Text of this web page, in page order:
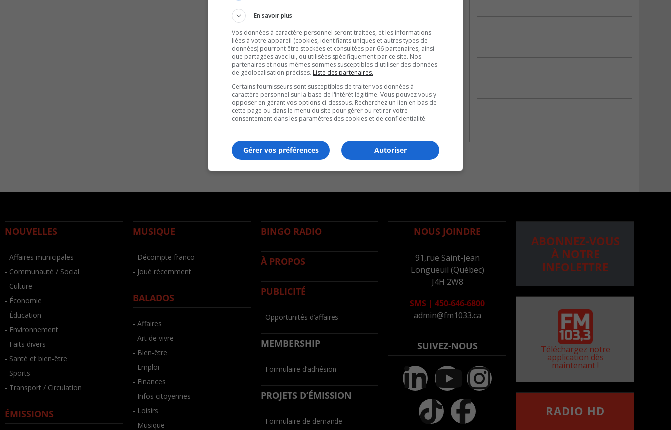
NOUVELLES
- Affaires municipales
- Communauté / Social
- Culture
- Économie
- Éducation
- Environnement
- Faits divers
- Santé et bien-être
- Sports
- Transport / Circulation
ÉMISSIONS
MUSIQUE
- Décompte franco
- Joué récemment
BALADOS
- Affaires
- Art de vivre
- Bien-être
- Emploi
- Finances
- Infos citoyennes
- Loisirs
- Musique
BINGO RADIO
À PROPOS
PUBLICITÉ
- Opportunités d’affaires
MEMBERSHIP
- Formulaire d’adhésion
PROJETS D’ÉMISSION
- Formulaire de demande
NOUS JOINDRE
91,rue Saint-Jean
Longueuil (Québec)
J4H 2W8
SMS | 450-646-6800
admin@fm1033.ca
SUIVEZ-NOUS
ABONNEZ-VOUS
À NOTRE
INFOLETTRE
Téléchargez notre
application dès
maintenant !
RADIO HD
En savoir plus
Vos données à caractère personnel seront traitées, et les informations
liées à votre appareil (cookies, identifiants uniques et autres types de
données) pourront être stockées et consultées par 66 partenaires, ainsi
que partagées avec lui, ou utilisées spécifiquement par ce site. Nos
partenaires et nous-mêmes sommes susceptibles d'utiliser des données
de géolocalisation précises. Liste des partenaires.
Certains fournisseurs sont susceptibles de traiter vos données à
caractère personnel sur la base de l'intérêt légitime. Vous pouvez vous y
opposer en gérant vos options ci-dessous. Recherchez un lien en bas de
cette page ou dans le menu du site pour gérer ou retirer votre
consentement dans les paramètres des cookies et de confidentialité.
Autoriser
Gérer vos préférences